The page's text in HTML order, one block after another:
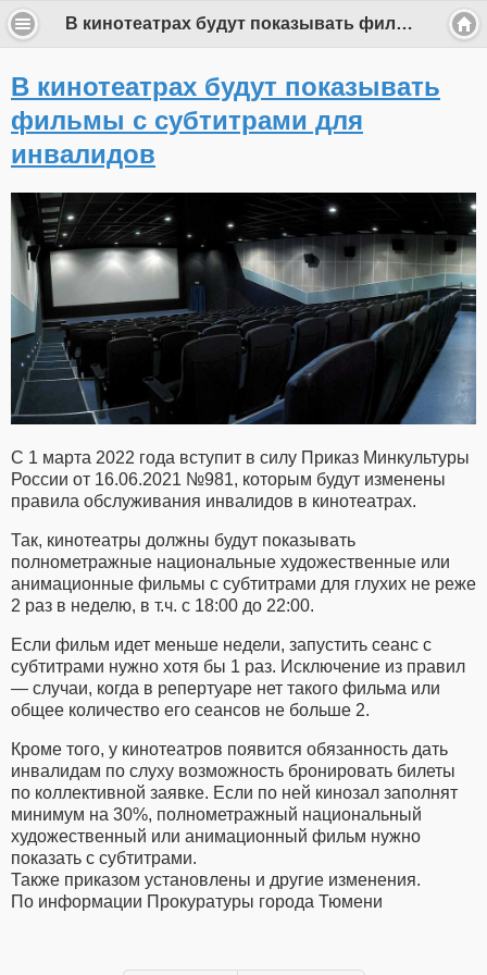
В кинотеатрах будут показывать фильмы с субтитрами для инвалидов
В кинотеатрах будут показывать
фильмы с субтитрами для
инвалидов
С 1 марта 2022 года вступит в силу Приказ Минкультуры
России от 16.06.2021 №981, которым будут изменены
правила обслуживания инвалидов в кинотеатрах.
Так, кинотеатры должны будут показывать
полнометражные национальные художественные или
анимационные фильмы с субтитрами для глухих не реже
2 раз в неделю, в т.ч. с 18:00 до 22:00.
Если фильм идет меньше недели, запустить сеанс с
субтитрами нужно хотя бы 1 раз. Исключение из правил
— случаи, когда в репертуаре нет такого фильма или
общее количество его сеансов не больше 2.
Кроме того, у кинотеатров появится обязанность дать
инвалидам по слуху возможность бронировать билеты
по коллективной заявке. Если по ней кинозал заполнят
минимум на 30%, полнометражный национальный
художественный или анимационный фильм нужно
показать с субтитрами.
Также приказом установлены и другие изменения.
По информации Прокуратуры города Тюмени